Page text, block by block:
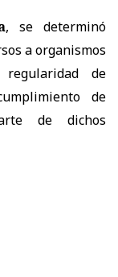
, se determinó
a organismos
regularidad de
de
de dichos